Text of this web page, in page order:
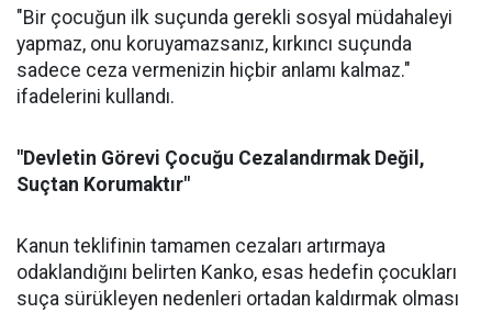
"Bir çocuğun ilk suçunda gerekli sosyal müdahaleyi
yapmaz, onu koruyamazsanız, kırkıncı suçunda
sadece ceza vermenizin hiçbir anlamı kalmaz."
ifadelerini kullandı.
"Devletin Görevi Çocuğu Cezalandırmak Değil,
Suçtan Korumaktır"
Kanun teklifinin tamamen cezaları artırmaya
odaklandığını belirten Kanko, esas hedefin çocukları
suça sürükleyen nedenleri ortadan kaldırmak olması